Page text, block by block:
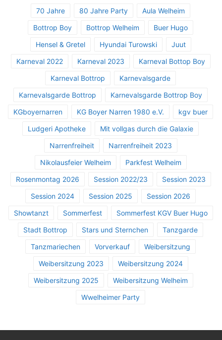
70 Jahre 80 Jahre Party
Aula Welheim
Bottrop Boy
Bottrop Welheim
Buer Hugo
Hensel & Gretel
Hyundai Turowski
Juut
Karneval 2022
Karneval 2023
Karneval Bottop Boy
Karneval Bottrop
Karnevalsgarde
Karnevalsgarde Bottrop
Karnevalsgarde Bottrop Boy
KGboyernarren
KG Boyer Narren 1980 e.V.
kgv buer
Ludgeri Apotheke
Mit vollgas durch die Galaxie
Narrenfreiheit
Narrenfreiheit 2023
Nikolausfeier Welheim
Parkfest Welheim
Rosenmontag 2026
Session 2022/23
Session 2023
Session 2024
Session 2025
Session 2026
Showtanzt
Sommerfest
Sommerfest KGV Buer Hugo
Stadt Bottrop
Stars und Sternchen
Tanzgarde
Tanzmariechen
Vorverkauf
Weibersitzung
Weibersitzung 2023
Weibersitzung 2024
Weibersitzung 2025
Weibersitzung Welheim
Wwelheimer Party